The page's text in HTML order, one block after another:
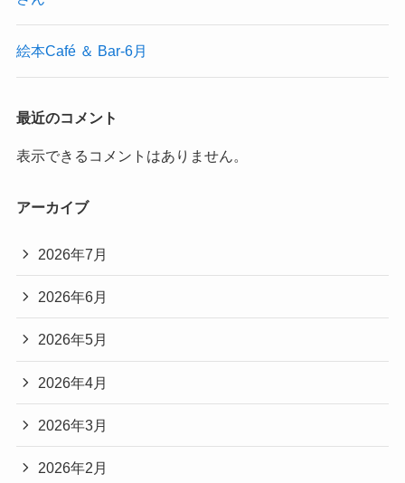
絵本Café ＆ Bar-6月
最近のコメント
表示できるコメントはありません。
アーカイブ
2026年7月
2026年6月
2026年5月
2026年4月
2026年3月
2026年2月